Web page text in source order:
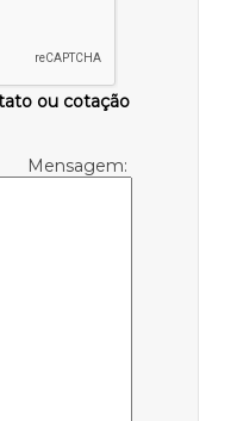
ou cotação
Mensagem: